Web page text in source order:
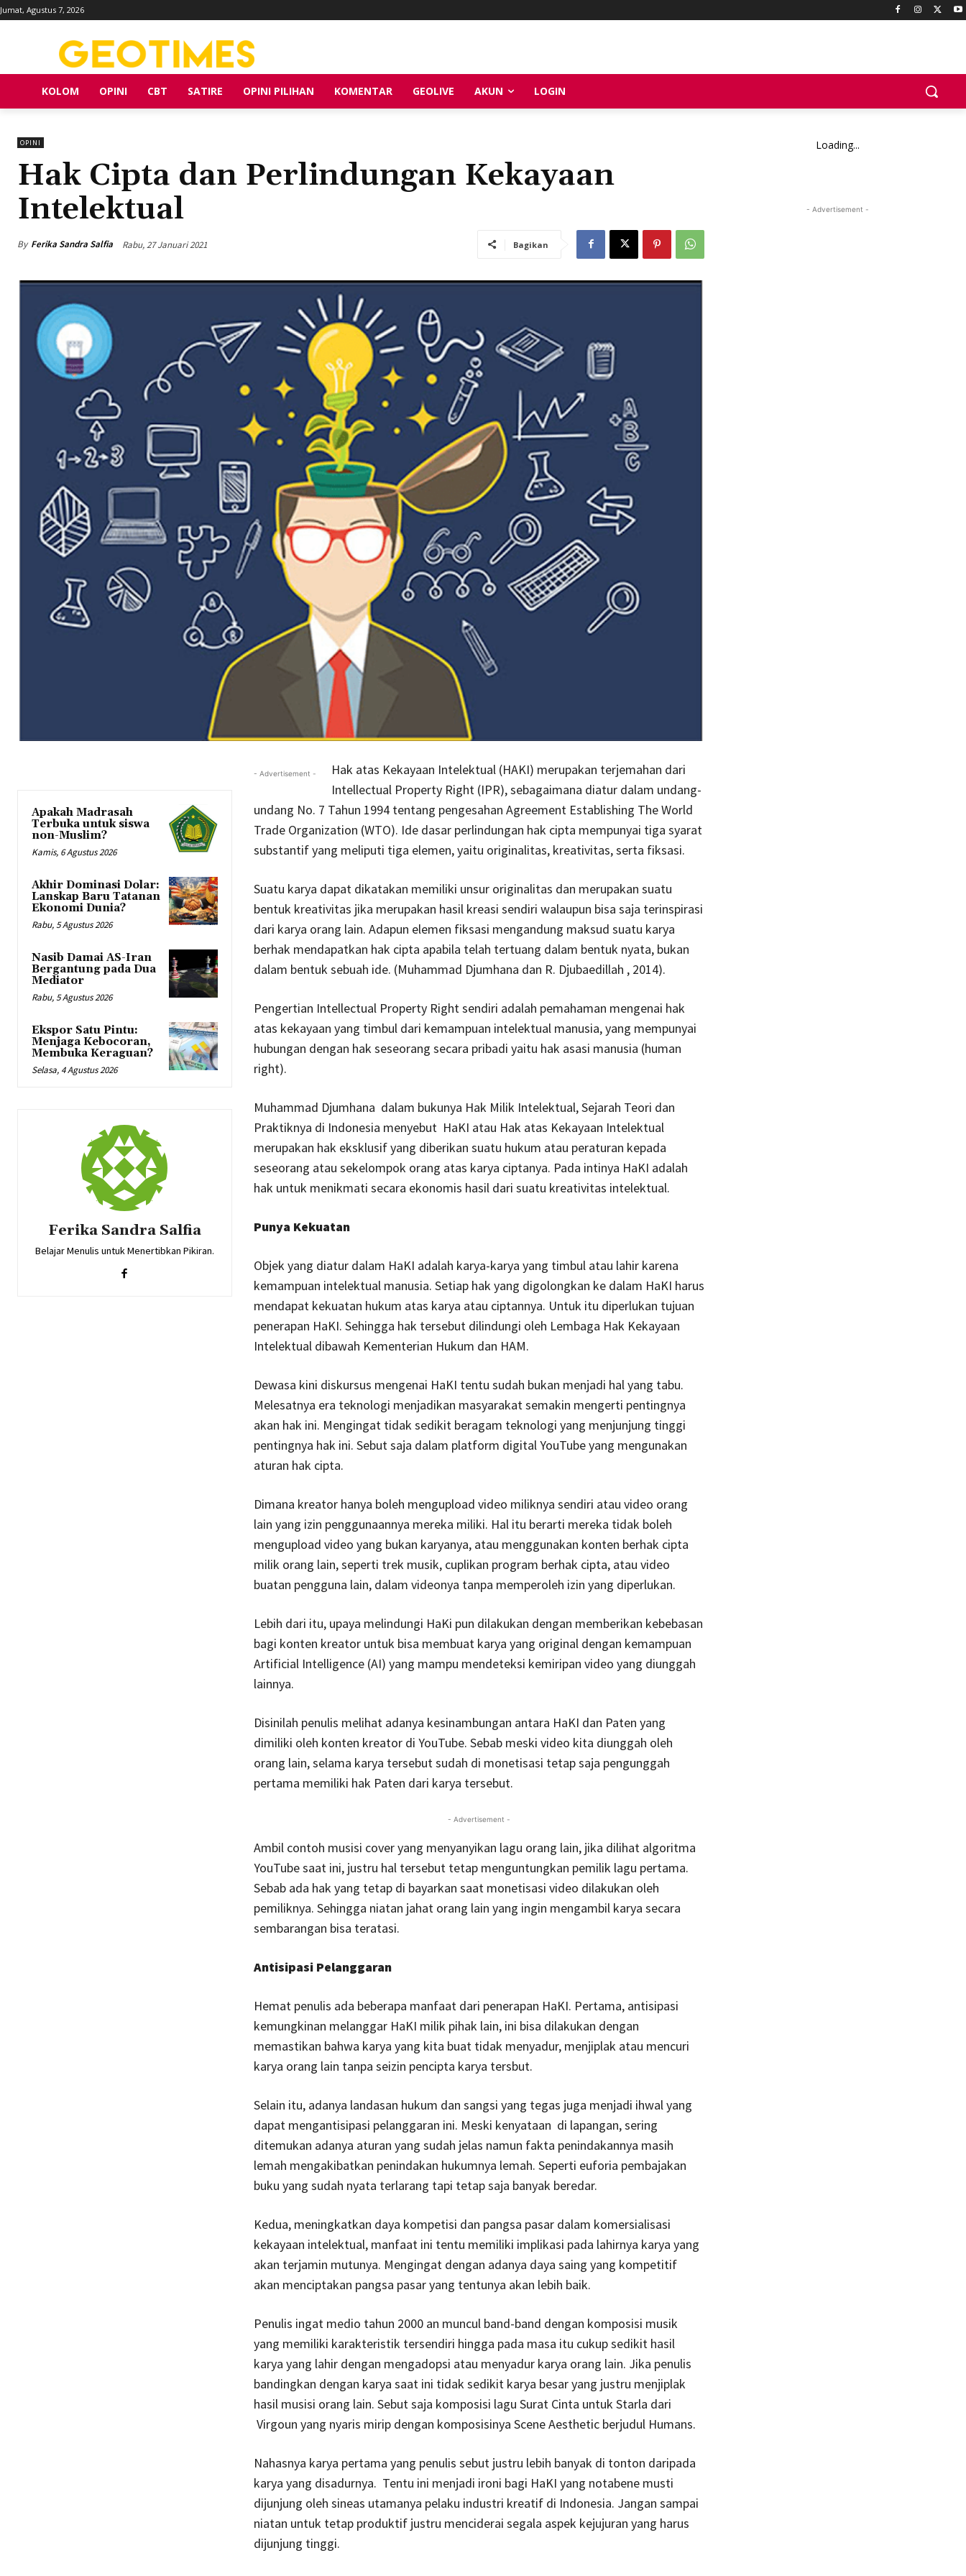
Jumat, Agustus 7, 2026
KOLOM OPINI CBT SATIRE OPINI PILIHAN KOMENTAR GEOLIVE AKUN LOGIN
OPINI
Hak Cipta dan Perlindungan Kekayaan
Intelektual
By Ferika Sandra Salfia Rabu, 27 Januari 2021 Bagikan
Apakah Madrasah
Terbuka untuk siswa
non-Muslim?
Kamis, 6 Agustus 2026
Akhir Dominasi Dolar:
Lanskap Baru Tatanan
Ekonomi Dunia?
Rabu, 5 Agustus 2026
Nasib Damai AS-Iran
Bergantung pada Dua
Mediator
Rabu, 5 Agustus 2026
Ekspor Satu Pintu:
Menjaga Kebocoran,
Membuka Keraguan?
Selasa, 4 Agustus 2026
Ferika Sandra Salfia
Belajar Menulis untuk Menertibkan Pikiran.
- Advertisement -
Hak atas Kekayaan Intelektual (HAKI) merupakan terjemahan dari
Intellectual Property Right (IPR), sebagaimana diatur dalam undang-
undang No. 7 Tahun 1994 tentang pengesahan Agreement Establishing The World
Trade Organization (WTO). Ide dasar perlindungan hak cipta mempunyai tiga syarat
substantif yang meliputi tiga elemen, yaitu originalitas, kreativitas, serta fiksasi.
Suatu karya dapat dikatakan memiliki unsur originalitas dan merupakan suatu
bentuk kreativitas jika merupakan hasil kreasi sendiri walaupun bisa saja terinspirasi
dari karya orang lain. Adapun elemen fiksasi mengandung maksud suatu karya
berhak mendapatkan hak cipta apabila telah tertuang dalam bentuk nyata, bukan
dalam bentuk sebuah ide. (Muhammad Djumhana dan R. Djubaedillah , 2014).
Pengertian Intellectual Property Right sendiri adalah pemahaman mengenai hak
atas kekayaan yang timbul dari kemampuan intelektual manusia, yang mempunyai
hubungan dengan hak seseorang secara pribadi yaitu hak asasi manusia (human
right).
Muhammad Djumhana dalam bukunya Hak Milik Intelektual, Sejarah Teori dan
Praktiknya di Indonesia menyebut HaKI atau Hak atas Kekayaan Intelektual
merupakan hak eksklusif yang diberikan suatu hukum atau peraturan kepada
seseorang atau sekelompok orang atas karya ciptanya. Pada intinya HaKI adalah
hak untuk menikmati secara ekonomis hasil dari suatu kreativitas intelektual.
Punya Kekuatan
Objek yang diatur dalam HaKI adalah karya-karya yang timbul atau lahir karena
kemampuan intelektual manusia. Setiap hak yang digolongkan ke dalam HaKI harus
mendapat kekuatan hukum atas karya atau ciptannya. Untuk itu diperlukan tujuan
penerapan HaKI. Sehingga hak tersebut dilindungi oleh Lembaga Hak Kekayaan
Intelektual dibawah Kementerian Hukum dan HAM.
Dewasa kini diskursus mengenai HaKI tentu sudah bukan menjadi hal yang tabu.
Melesatnya era teknologi menjadikan masyarakat semakin mengerti pentingnya
akan hak ini. Mengingat tidak sedikit beragam teknologi yang menjunjung tinggi
pentingnya hak ini. Sebut saja dalam platform digital YouTube yang mengunakan
aturan hak cipta.
Dimana kreator hanya boleh mengupload video miliknya sendiri atau video orang
lain yang izin penggunaannya mereka miliki. Hal itu berarti mereka tidak boleh
mengupload video yang bukan karyanya, atau menggunakan konten berhak cipta
milik orang lain, seperti trek musik, cuplikan program berhak cipta, atau video
buatan pengguna lain, dalam videonya tanpa memperoleh izin yang diperlukan.
Lebih dari itu, upaya melindungi HaKi pun dilakukan dengan memberikan kebebasan
bagi konten kreator untuk bisa membuat karya yang original dengan kemampuan
Artificial Intelligence (AI) yang mampu mendeteksi kemiripan video yang diunggah
lainnya.
Disinilah penulis melihat adanya kesinambungan antara HaKI dan Paten yang
dimiliki oleh konten kreator di YouTube. Sebab meski video kita diunggah oleh
orang lain, selama karya tersebut sudah di monetisasi tetap saja pengunggah
pertama memiliki hak Paten dari karya tersebut.
- Advertisement -
Ambil contoh musisi cover yang menyanyikan lagu orang lain, jika dilihat algoritma
YouTube saat ini, justru hal tersebut tetap menguntungkan pemilik lagu pertama.
Sebab ada hak yang tetap di bayarkan saat monetisasi video dilakukan oleh
pemiliknya. Sehingga niatan jahat orang lain yang ingin mengambil karya secara
sembarangan bisa teratasi.
Antisipasi Pelanggaran
Hemat penulis ada beberapa manfaat dari penerapan HaKI. Pertama, antisipasi
kemungkinan melanggar HaKI milik pihak lain, ini bisa dilakukan dengan
memastikan bahwa karya yang kita buat tidak menyadur, menjiplak atau mencuri
karya orang lain tanpa seizin pencipta karya tersbut.
Selain itu, adanya landasan hukum dan sangsi yang tegas juga menjadi ihwal yang
dapat mengantisipasi pelanggaran ini. Meski kenyataan di lapangan, sering
ditemukan adanya aturan yang sudah jelas namun fakta penindakannya masih
lemah mengakibatkan penindakan hukumnya lemah. Seperti euforia pembajakan
buku yang sudah nyata terlarang tapi tetap saja banyak beredar.
Kedua, meningkatkan daya kompetisi dan pangsa pasar dalam komersialisasi
kekayaan intelektual, manfaat ini tentu memiliki implikasi pada lahirnya karya yang
akan terjamin mutunya. Mengingat dengan adanya daya saing yang kompetitif
akan menciptakan pangsa pasar yang tentunya akan lebih baik.
Penulis ingat medio tahun 2000 an muncul band-band dengan komposisi musik
yang memiliki karakteristik tersendiri hingga pada masa itu cukup sedikit hasil
karya yang lahir dengan mengadopsi atau menyadur karya orang lain. Jika penulis
bandingkan dengan karya saat ini tidak sedikit karya besar yang justru menjiplak
hasil musisi orang lain. Sebut saja komposisi lagu Surat Cinta untuk Starla dari
Virgoun yang nyaris mirip dengan komposisinya Scene Aesthetic berjudul Humans.
Nahasnya karya pertama yang penulis sebut justru lebih banyak di tonton daripada
karya yang disadurnya. Tentu ini menjadi ironi bagi HaKI yang notabene musti
dijunjung oleh sineas utamanya pelaku industri kreatif di Indonesia. Jangan sampai
niatan untuk tetap produktif justru menciderai segala aspek kejujuran yang harus
dijunjung tinggi.
Loading...
- Advertisement -